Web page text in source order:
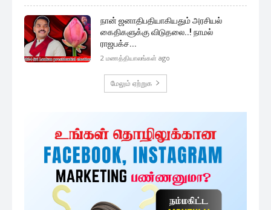
நான் ஜனாதிபதியாகியதும் அரசியல்
கைதிகளுக்கு விடுதலை..! நாமல்
ராஜபக்ச...
2 மணத்தியாலங்கள் ago
மேலும் ஏற்றுக